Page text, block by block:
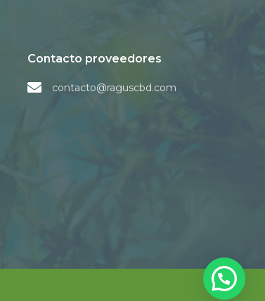
Contacto proveedores
contacto@raguscbd.com